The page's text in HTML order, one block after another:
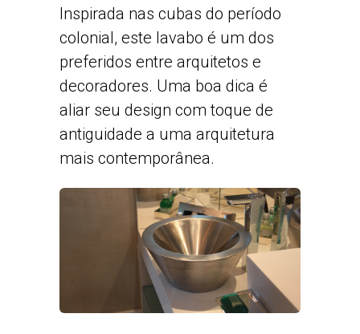
Inspirada nas cubas do período
colonial, este lavabo é um dos
preferidos entre arquitetos e
decoradores. Uma boa dica é
aliar seu design com toque de
antiguidade a uma arquitetura
mais contemporânea.